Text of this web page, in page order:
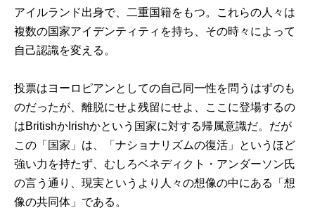
アイルランド出身で、二重国籍をもつ。これらの人々は
複数の国家アイデンティティを持ち、その時々によって
自己認識を変える。
投票はヨーロピアンとしての自己同一性を問うはずのも
のだったが、離脱にせよ残留にせよ、ここに登場するの
はBritishかIrishかという国家に対する帰属意識だ。だが
この「国家」は、「ナショナリズムの復活」というほど
強い力を持たず、むしろベネディクト・アンダーソン氏
の言う通り、現実というより人々の想像の中にある「想
像の共同体」である。